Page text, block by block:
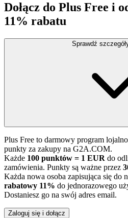
Dołącz do Plus Free i
11% rabatu
Sprawdź
Plus Free to darmowy program
punkty za zakupy na G2A.COM.
Każde 100 punktów = 1 EUR do
zamówienia. Punkty są ważne przez
Każda nowa osoba zapisująca się do
rabatowy 11% do jednorazowego
Dostaniesz go na swój adres email.
Zaloguj się i dołącz